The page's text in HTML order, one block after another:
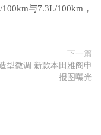
与7.3L/100km，
下一篇
型微调 新款本田雅阁申
报图曝光